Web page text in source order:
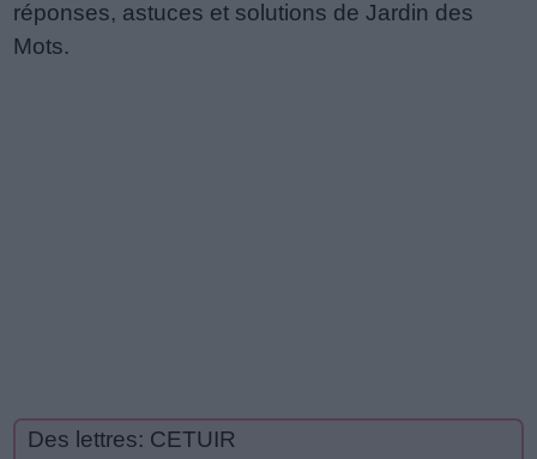
réponses, astuces et solutions de Jardin des
Mots.
Des lettres: CETUIR